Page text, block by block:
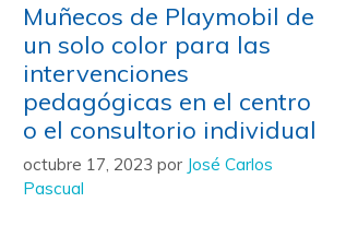
Muñecos de Playmobil de
un solo color para las
intervenciones
pedagógicas en el centro
o el consultorio individual
octubre 17, 2023 por José Carlos
Pascual